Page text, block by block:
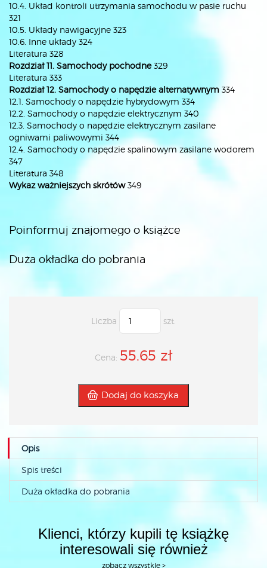
10.4. Układ kontroli utrzymania samochodu w pasie ruchu
321
10.5. Układy nawigacyjne 323
10.6. Inne układy 324
Literatura 328
Rozdział 11. Samochody pochodne329
Literatura 333
Rozdział 12. Samochody o napędzie alternatywnym 334
12.1. Samochody o napędzie hybrydowym 334
12.2. Samochody o napędzie elektrycznym 340
12.3. Samochody o napędzie elektrycznym zasilane
ogniwami paliwowymi 344
12.4. Samochody o napędzie spalinowym zasilane wodorem
347
Literatura 348
Wykaz ważniejszych skrótów349
Poinformuj znajomego o książce
Duża okładka do pobrania
Liczba szt.
Cena: 55.65 zł
Dodaj do koszyka
Opis
Spis treści
Duża okładka do pobrania
Klienci, którzy kupili tę książkę
interesowali się również
zobacz wszystkie >